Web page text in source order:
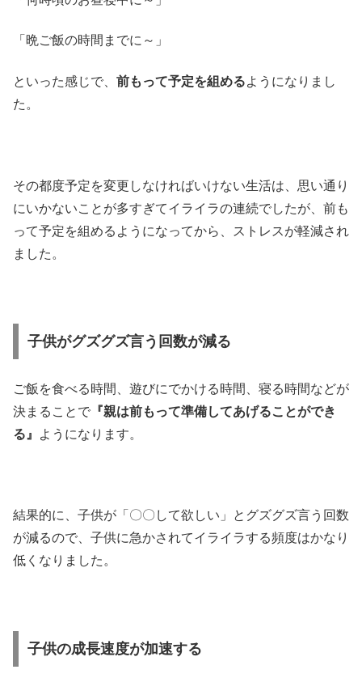
「晩ご飯の時間までに～」
といった感じで、 前もって予定を組めるようになりまし
た。
その都度予定を変更しなければいけない生活は、思い通り
にいかないことが多すぎてイライラの連続でしたが、前も
って予定を組めるようになってから、ストレスが軽減され
ました。
子供がグズグズ言う回数が減る
ご飯を食べる時間、遊びにでかける時間、寝る時間などが
決まることで 『親は前もって準備してあげることができ
る』
ようになります。
結果的に、子供が「〇〇して欲しい」とグズグズ言う回数
が減るので、子供に急かされてイライラする頻度はかなり
低くなりました。
子供の成長速度が加速する